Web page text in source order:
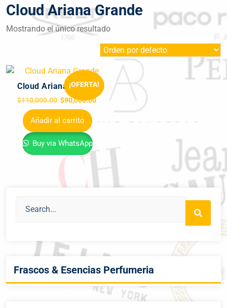
Cloud Ariana Grande
Mostrando el único resultado
¡OFERTA!
Cloud Ariana Grande
$110,000.00 $90,000.00
Añadir al carrito
Buy via WhatsApp
Frascos & Esencias Perfumeria